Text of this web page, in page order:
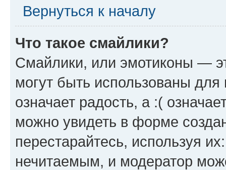
Вернуться к началу
Что такое смайлики?
Смайлики, или эмотиконы —
могут быть использованы
означает радость, а :(
можно увидеть в форме
перестарайтесь, используя
нечитаемым, и модератор